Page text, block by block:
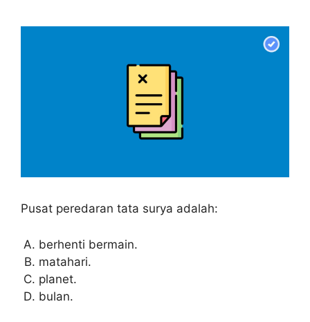
Pusat peredaran tata surya adalah:
berhenti bermain.
matahari.
planet.
bulan.